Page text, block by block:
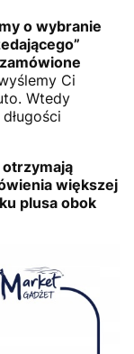
o wybranie
Ci
Wtedy
otrzymają
większej
plusa obok